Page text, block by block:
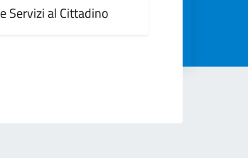
Servizi al Cittadino